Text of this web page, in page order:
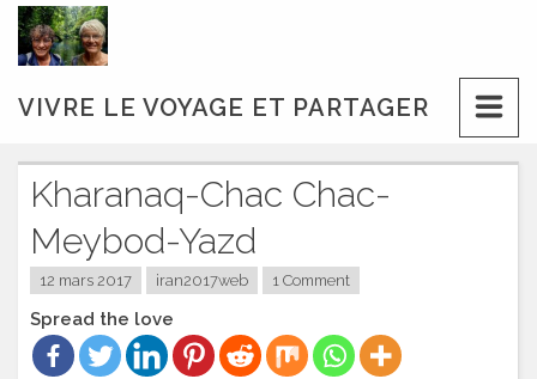
Skip
content
VIVRE LE VOYAGE ET PARTAGER
Kharanaq-Chac Chac-
Meybod-Yazd
12 mars 2017 iran2017web 1 Comment
Spread the love